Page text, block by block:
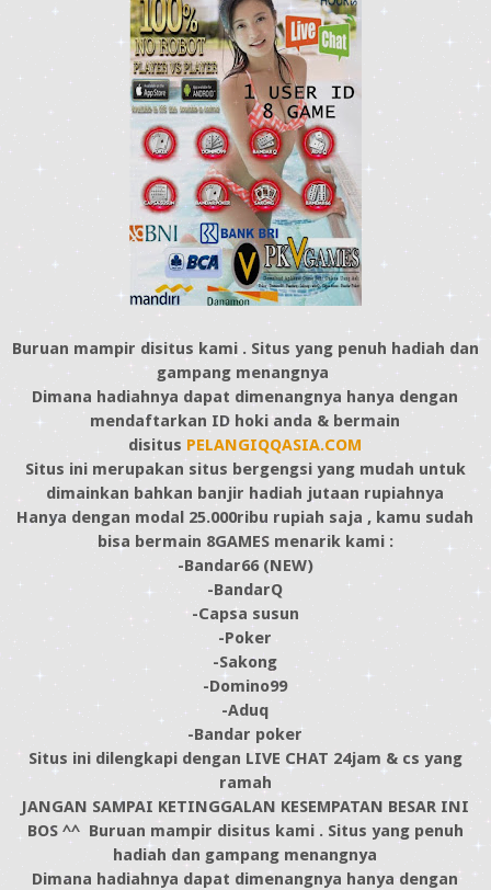
Buruan mampir disitus kami . Situs yang penuh hadiah dan
gampang menangnya
Dimana hadiahnya dapat dimenangnya hanya dengan
mendaftarkan ID hoki anda & bermain
disitus PELANGIQQASIA.COM
Situs ini merupakan situs bergengsi yang mudah untuk
dimainkan bahkan banjir hadiah jutaan rupiahnya
Hanya dengan modal 25.000ribu rupiah saja , kamu sudah
bisa bermain 8GAMES menarik kami :
-Bandar66 (NEW)
-BandarQ
-Capsa susun
-Poker
-Sakong
-Domino99
-Aduq
-Bandar poker
Situs ini dilengkapi dengan LIVE CHAT 24jam & cs yang
ramah
JANGAN SAMPAI KETINGGALAN KESEMPATAN BESAR INI
BOS ^^ Buruan mampir disitus kami . Situs yang penuh
hadiah dan gampang menangnya
Dimana hadiahnya dapat dimenangnya hanya dengan